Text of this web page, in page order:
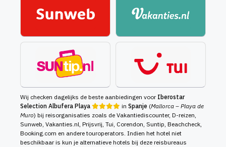
Wij checken dagelijks de beste aanbiedingen voor Iberostar
Selection Albufera Playa
in Spanje (Mallorca – Playa de
Muro) bij reisorganisaties zoals de Vakantiediscounter, D-reizen,
Sunweb, Vakanties.nl, Prijsvrij, Tui, Corendon, Suntip, Beachcheck,
Booking.com en andere touroperators. Indien het hotel niet
beschikbaar is kun je alternatieve hotels bij deze reisbureaus